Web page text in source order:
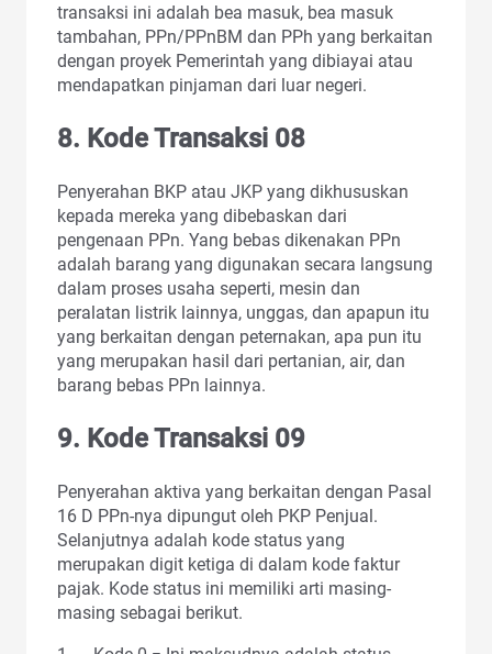
transaksi ini adalah bea masuk, bea masuk
tambahan, PPn/PPnBM dan PPh yang berkaitan
dengan proyek Pemerintah yang dibiayai atau
mendapatkan pinjaman dari luar negeri.
8. Kode Transaksi 08
Penyerahan BKP atau JKP yang dikhususkan
kepada mereka yang dibebaskan dari
pengenaan PPn. Yang bebas dikenakan PPn
adalah barang yang digunakan secara langsung
dalam proses usaha seperti, mesin dan
peralatan listrik lainnya, unggas, dan apapun itu
yang berkaitan dengan peternakan, apa pun itu
yang merupakan hasil dari pertanian, air, dan
barang bebas PPn lainnya.
9. Kode Transaksi 09
Penyerahan aktiva yang berkaitan dengan Pasal
16 D PPn-nya dipungut oleh PKP Penjual.
Selanjutnya adalah kode status yang
merupakan digit ketiga di dalam kode faktur
pajak. Kode status ini memiliki arti masing-
masing sebagai berikut.